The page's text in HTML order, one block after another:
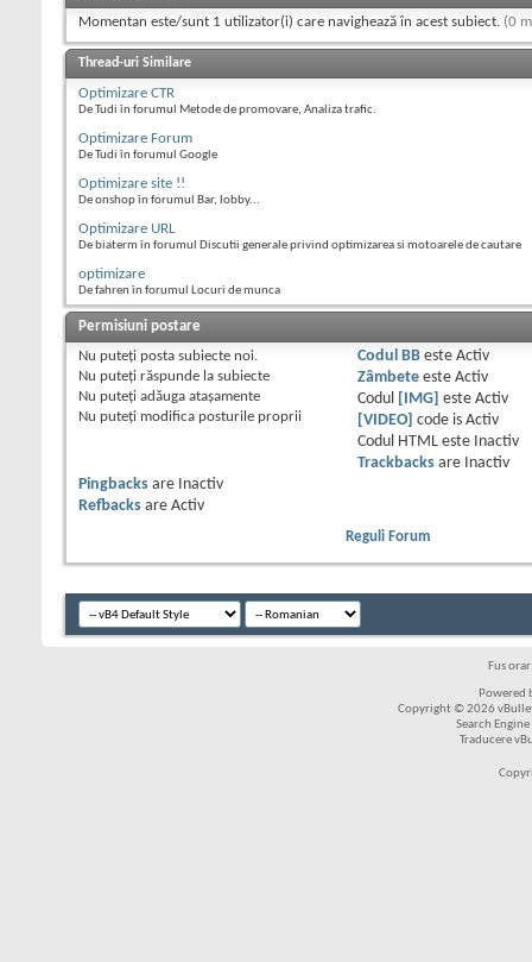
Momentan este/sunt 1 utilizator(i) care navighează în acest subiect. (0
Thread-uri Similare
Optimizare CTR
De Tudi în forumul Metode de promovare, Analiza trafic.
Optimizare Forum
De Tudi în forumul Google
Optimizare site !!
De onshop în forumul Bar, lobby...
Optimizare URL
De biaterm în forumul Discutii generale privind optimizarea si motoarele de cautare
optimizare
De fahren în forumul Locuri de munca
Permisiuni postare
Nu puteţi posta subiecte noi.
Nu puteţi răspunde la subiecte
Nu puteţi adăuga ataşamente
Nu puteţi modifica posturile proprii
Codul BBeste Activ
Zâmbeteeste Activ
Codul
[IMG] este Activ
[VIDEO]
code is Activ
Codul HTML este
Inactiv
Trackbacksare
Inactiv
Pingbacks are
Inactiv
Refbacks are Activ
Reguli Forum
Fus
Powered
Copyright © 2026
Search
Traducere